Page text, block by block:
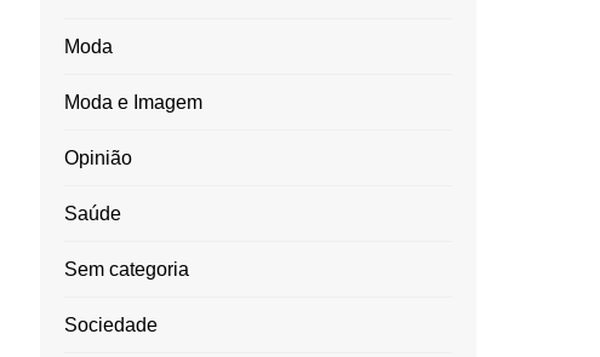
Moda
Moda e Imagem
Opinião
Saúde
Sem categoria
Sociedade